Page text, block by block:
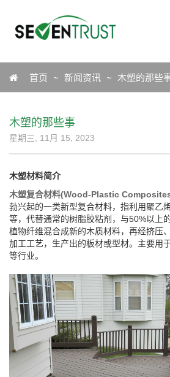
Icon首页 新闻资讯 木塑的那些
木塑的那些事
星期三, 11月 15, 2023
木塑材料简介
木塑复合材料(Wood-Plastic
勃兴起的一类新型复合材料，指利用聚乙
等，代替通常的树脂胶粘剂，与50%以上
植物纤维混合成新的木质材料，再经挤压
加工工艺，生产出的板材或型材。主要用
等行业。